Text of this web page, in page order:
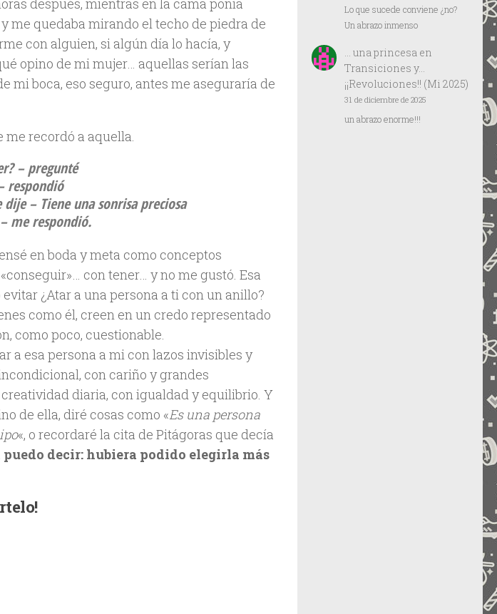
me quedaba mirando el techo de piedra de
con alguien, si algún día lo hacía, y
opino de mi mujer… aquellas serían las
mi boca, eso seguro, antes me aseguraría de
recordó a aquella.
– pregunté
respondió
– Tiene una sonrisa preciosa
me respondió.
en boda y meta como conceptos
con tener… y no me gustó. Esa
¿Atar a una persona a ti con un anillo?
como él, creen en un credo representado
como poco, cuestionable.
a esa persona a mi con lazos invisibles y
con cariño y grandes
diaria, con igualdad y equilibrio. Y
de ella, diré cosas como «Es una persona
«, o recordaré la cita de Pitágoras que decía
decir: hubiera podido elegirla más
Lo que sucede conviene ¿no?
Un abrazo inmenso
… una princesaen
Transiciones y…
¡¡Revoluciones!! (Mi 2025)
31 de diciembre de 2025
un abrazo enorme!!!